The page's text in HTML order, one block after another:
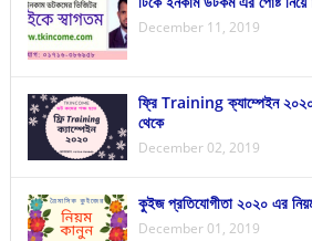
December 11, 2019
ফ্রি Training ক্যাম্পেইন ২০২০
থেকে
December 02, 2019
কুইজ প্রতিযোগীতা ২০২০ এর
December 01, 2019